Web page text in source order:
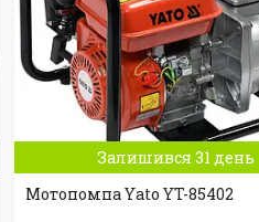
Залишився 31 день
Мотопомпа Yato YT-85402